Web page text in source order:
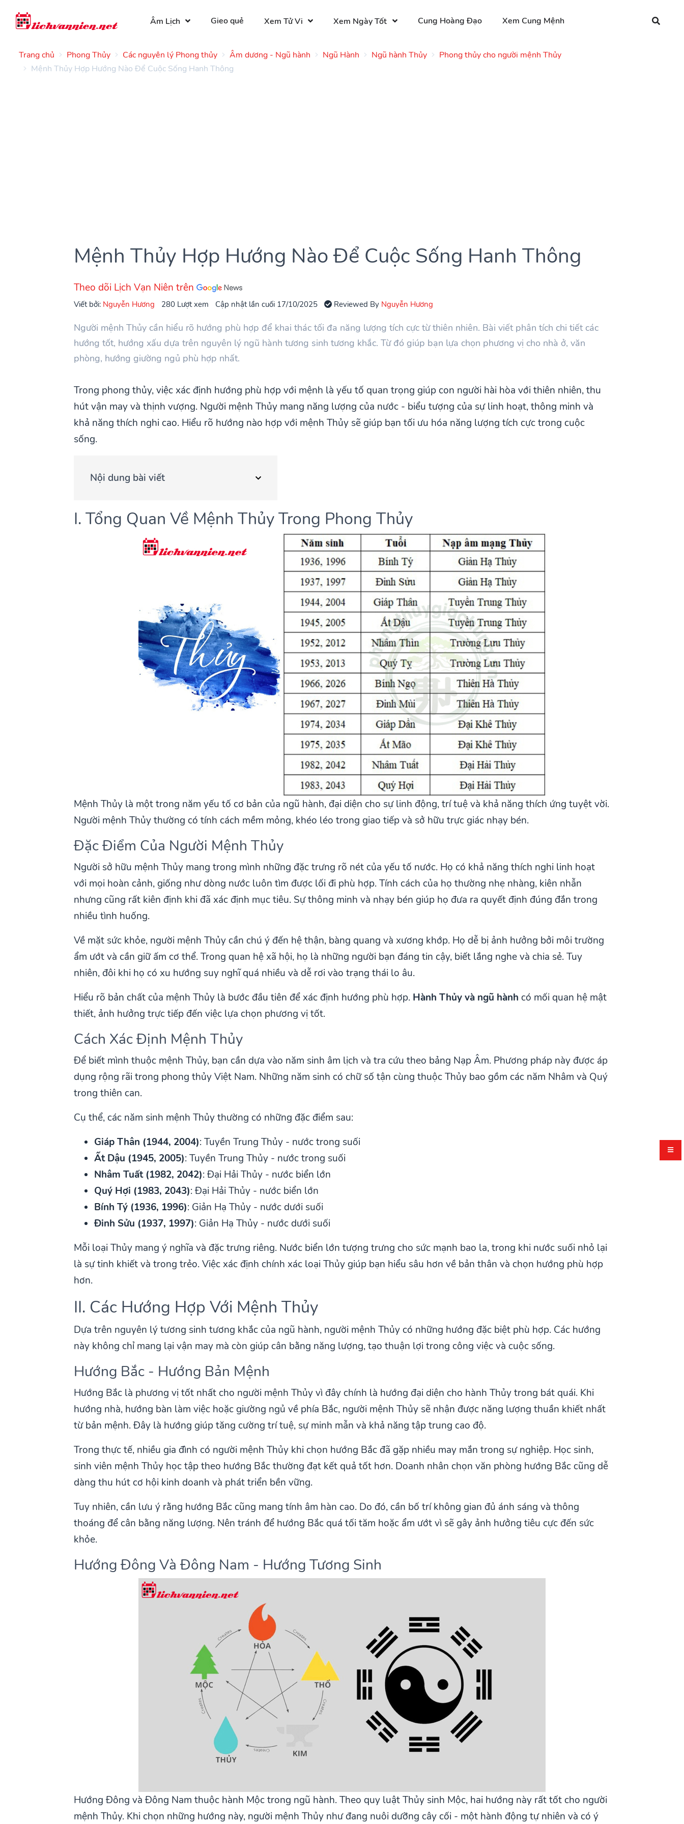
Âm Lịch Gieo quẻ Xem Tử Vi Xem Ngày Tốt Cung Hoàng Đạo Xem Cung Mệnh
Trang chủ Phong Thủy Các nguyên lý Phong thủy Âm dương - Ngũ hành Ngũ Hành Ngũ hành Thủy
Phong thủy cho người mệnh Thủy
Mệnh Thủy Hợp Hướng Nào Để Cuộc Sống Hanh Thông
Mệnh Thủy Hợp Hướng Nào Để Cuộc Sống Hanh Thông
Theo dõi Lịch Vạn Niên trên
Viết bởi: Nguyễn Hương 280 Lượt xem Cập nhật lần cuối 17/10/2025 Reviewed By Nguyễn Hương
Người mệnh Thủy cần hiểu rõ hướng phù hợp để khai thác tối đa năng lượng tích cực từ thiên nhiên. Bài viết phân tích chi tiết các
hướng tốt, hướng xấu dựa trên nguyên lý ngũ hành tương sinh tương khắc. Từ đó giúp bạn lựa chọn phương vị cho nhà ở, văn
phòng, hướng giường ngủ phù hợp nhất.
Trong phong thủy, việc xác định hướng phù hợp với mệnh là yếu tố quan trọng giúp con người hài hòa với thiên nhiên, thu
hút vận may và thịnh vượng. Người mệnh Thủy mang năng lượng của nước - biểu tượng của sự linh hoạt, thông minh và
khả năng thích nghi cao. Hiểu rõ hướng nào hợp với mệnh Thủy sẽ giúp bạn tối ưu hóa năng lượng tích cực trong cuộc
sống.
Nội dung bài viết
I. Tổng Quan Về Mệnh Thủy Trong Phong Thủy
Mệnh Thủy là một trong năm yếu tố cơ bản của ngũ hành, đại diện cho sự linh động, trí tuệ và khả năng thích ứng tuyệt vời.
Người mệnh Thủy thường có tính cách mềm mỏng, khéo léo trong giao tiếp và sở hữu trực giác nhạy bén.
Đặc Điểm Của Người Mệnh Thủy
Người sở hữu mệnh Thủy mang trong mình những đặc trưng rõ nét của yếu tố nước. Họ có khả năng thích nghi linh hoạt
với mọi hoàn cảnh, giống như dòng nước luôn tìm được lối đi phù hợp. Tính cách của họ thường nhẹ nhàng, kiên nhẫn
nhưng cũng rất kiên định khi đã xác định mục tiêu. Sự thông minh và nhạy bén giúp họ đưa ra quyết định đúng đắn trong
nhiều tình huống.
Về mặt sức khỏe, người mệnh Thủy cần chú ý đến hệ thận, bàng quang và xương khớp. Họ dễ bị ảnh hưởng bởi môi trường
ẩm ướt và cần giữ ấm cơ thể. Trong quan hệ xã hội, họ là những người bạn đáng tin cậy, biết lắng nghe và chia sẻ. Tuy
nhiên, đôi khi họ có xu hướng suy nghĩ quá nhiều và dễ rơi vào trạng thái lo âu.
Hiểu rõ bản chất của mệnh Thủy là bước đầu tiên để xác định hướng phù hợp. Hành Thủy và ngũ hành có mối quan hệ mật
thiết, ảnh hưởng trực tiếp đến việc lựa chọn phương vị tốt.
Cách Xác Định Mệnh Thủy
Để biết mình thuộc mệnh Thủy, bạn cần dựa vào năm sinh âm lịch và tra cứu theo bảng Nạp Âm. Phương pháp này được áp
dụng rộng rãi trong phong thủy Việt Nam. Những năm sinh có chữ số tận cùng thuộc Thủy bao gồm các năm Nhâm và Quý
trong thiên can.
Cụ thể, các năm sinh mệnh Thủy thường có những đặc điểm sau:
Giáp Thân (1944, 2004): Tuyền Trung Thủy - nước trong suối
Ất Dậu (1945, 2005): Tuyền Trung Thủy - nước trong suối
Nhâm Tuất (1982, 2042): Đại Hải Thủy - nước biển lớn
Quý Hợi (1983, 2043): Đại Hải Thủy - nước biển lớn
Bính Tý (1936, 1996): Giản Hạ Thủy - nước dưới suối
Đinh Sửu (1937, 1997): Giản Hạ Thủy - nước dưới suối
Mỗi loại Thủy mang ý nghĩa và đặc trưng riêng. Nước biển lớn tượng trưng cho sức mạnh bao la, trong khi nước suối nhỏ lại
là sự tinh khiết và trong trẻo. Việc xác định chính xác loại Thủy giúp bạn hiểu sâu hơn về bản thân và chọn hướng phù hợp
hơn.
II. Các Hướng Hợp Với Mệnh Thủy
Dựa trên nguyên lý tương sinh tương khắc của ngũ hành, người mệnh Thủy có những hướng đặc biệt phù hợp. Các hướng
này không chỉ mang lại vận may mà còn giúp cân bằng năng lượng, tạo thuận lợi trong công việc và cuộc sống.
Hướng Bắc - Hướng Bản Mệnh
Hướng Bắc là phương vị tốt nhất cho người mệnh Thủy vì đây chính là hướng đại diện cho hành Thủy trong bát quái. Khi
hướng nhà, hướng bàn làm việc hoặc giường ngủ về phía Bắc, người mệnh Thủy sẽ nhận được năng lượng thuần khiết nhất
từ bản mệnh. Đây là hướng giúp tăng cường trí tuệ, sự minh mẫn và khả năng tập trung cao độ.
Trong thực tế, nhiều gia đình có người mệnh Thủy khi chọn hướng Bắc đã gặp nhiều may mắn trong sự nghiệp. Học sinh,
sinh viên mệnh Thủy học tập theo hướng Bắc thường đạt kết quả tốt hơn. Doanh nhân chọn văn phòng hướng Bắc cũng dễ
dàng thu hút cơ hội kinh doanh và phát triển bền vững.
Tuy nhiên, cần lưu ý rằng hướng Bắc cũng mang tính âm hàn cao. Do đó, cần bố trí không gian đủ ánh sáng và thông
thoáng để cân bằng năng lượng. Nên tránh để hướng Bắc quá tối tăm hoặc ẩm ướt vì sẽ gây ảnh hưởng tiêu cực đến sức
khỏe.
Hướng Đông Và Đông Nam - Hướng Tương Sinh
Hướng Đông và Đông Nam thuộc hành Mộc trong ngũ hành. Theo quy luật Thủy sinh Mộc, hai hướng này rất tốt cho người
mệnh Thủy. Khi chọn những hướng này, người mệnh Thủy như đang nuôi dưỡng cây cối - một hành động tự nhiên và có ý